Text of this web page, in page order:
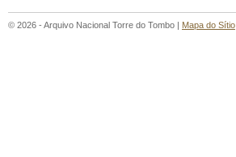
© 2026 - Arquivo Nacional Torre do Tombo | Mapa do Sítio